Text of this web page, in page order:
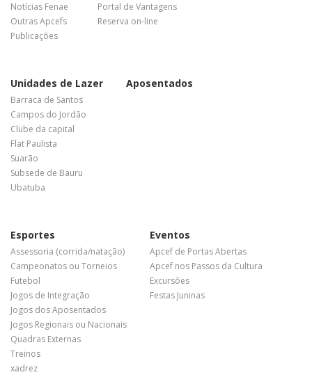
Notícias Fenae
Outras Apcefs
Publicações
Portal de Vantagens
Reserva on-line
Unidades de Lazer
Barraca de Santos
Campos do Jordão
Clube da capital
Flat Paulista
Suarão
Subsede de Bauru
Ubatuba
Aposentados
Esportes
Assessoria (corrida/natação)
Campeonatos ou Torneios
Futebol
Jogos de Integração
Jogos dos Aposentados
Jogos Regionais ou Nacionais
Quadras Externas
Treinos
xadrez
Eventos
Apcef de Portas Abertas
Apcef nos Passos da Cultura
Excursões
Festas Juninas